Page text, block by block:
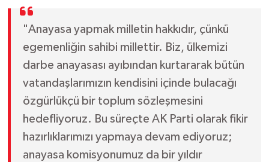
"Anayasa yapmak milletin hakkıdır, çünkü
egemenliğin sahibi millettir. Biz, ülkemizi
darbe anayasası ayıbından kurtararak bütün
vatandaşlarımızın kendisini içinde bulacağı
özgürlükçü bir toplum sözleşmesini
hedefliyoruz. Bu süreçte AK Parti olarak fikir
hazırlıklarımızı yapmaya devam ediyoruz;
anayasa komisyonumuz da bir yıldır